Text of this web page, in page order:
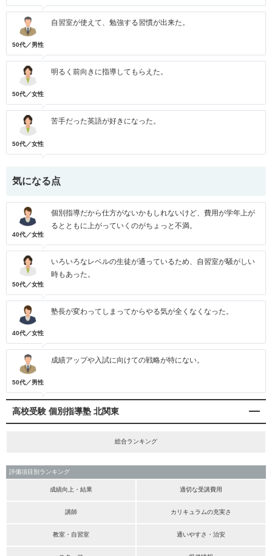
50代／男性
自習室が使えて、勉強する習慣が出来た。
50代／女性
明るく前向きに指導してもらえた。
50代／女性
苦手だった英語が好きになった。
気になる点
40代／女性
個別指導だから仕方がないかもしれないけど、費用が学年上が
るとともに上がっていくのがちょっと不満。
50代／女性
いろいろなレベルの生徒が通っているため、自習室が騒がしい
時もあった。
40代／女性
塾長が変わってしまってからやる気が全くなくなった。
50代／男性
成績アップや入試に向けての戦略が特にない。
高校受験 個別指導塾 北関東
総合ランキング
評価項目別ランキング
成績向上・結果 適切な受講費用
講師 カリキュラムの充実さ
教室・自習室 通いやすさ・治安